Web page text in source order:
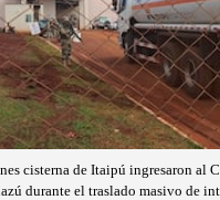
cisterna de Itaipú ingresaron al
durante el traslado masivo de